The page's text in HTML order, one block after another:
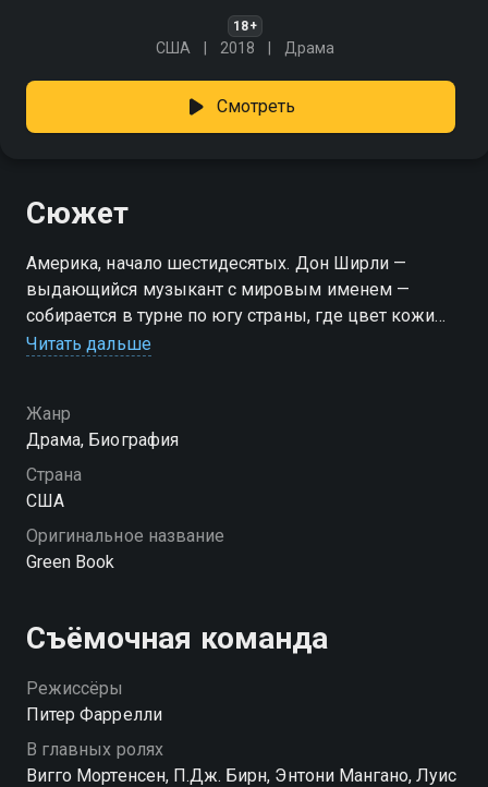
18+
США 2018 Драма
Смотреть
Сюжет
Америка, начало шестидесятых. Дон Ширли —
выдающийся музыкант с мировым именем —
собирается в турне по югу страны, где цвет кожи
всё ещё важнее таланта. Чтобы не остаться один на
— Тони Валлелонгу, любителя пиццы и кулаков. В
пути между выступлениями, унижениями и
разговорами на обочине у этих двоих возникает то,
что никто из них не ожидал — настоящее уважение и
странная, но крепкая дружба. «Зеленая книга» —
смотрите онлайн в хорошем качестве.
Читать дальше
Жанр
Драма, Биография
Страна
США
Оригинальное название
Green Book
Съёмочная команда
Режиссёры
Питер Фаррелли
В главных ролях
Вигго Мортенсен, П.Дж. Бирн, Энтони Мангано, Луис